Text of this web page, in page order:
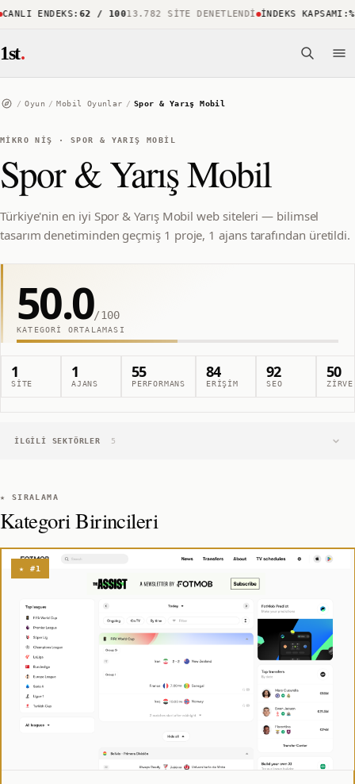
ENDEKS:62 / 10013.782 SITE DENETLENDI İNDEKS KAPSAMI:
1st.
/ Oyun / Mobil Oyunlar / Spor & Yarış Mobil
MIKRO NIŞ · SPOR & YARIŞ MOBIL
Spor & Yarış Mobil
Türkiye'nin en iyi Spor & Yarış Mobil web siteleri — bilimsel
tasarım denetiminden geçmiş 1 proje, 1 ajans tarafından üretildi.
50.0/100
KATEGORI ORTALAMASI
1
SITE
1
AJANS
55
PERFORMANS
84
ERIŞIM
92
SEO
50
ZIRVE
İLGILI SEKTÖRLER 5
★ SIRALAMA
Kategori Birincileri
★ #1